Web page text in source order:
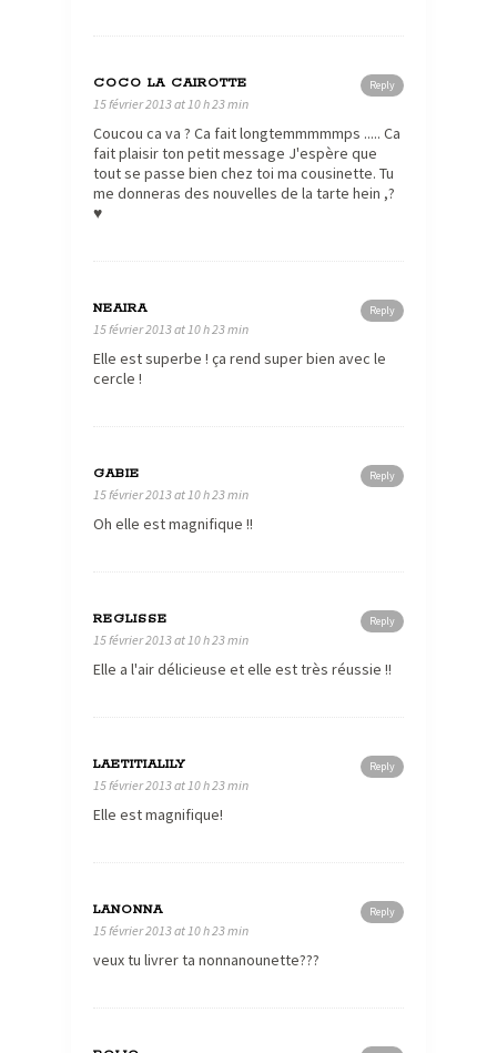
Reply
COCO LA CAIROTTE
15 février 2013 at 10 h 23 min
Coucou ca va ? Ca fait longtemmmmmps ..... Ca
fait plaisir ton petit message J'espère que
tout se passe bien chez toi ma cousinette. Tu
me donneras des nouvelles de la tarte hein ,?
♥
Reply
NEAIRA
15 février 2013 at 10 h 23 min
Elle est superbe ! ça rend super bien avec le
cercle !
Reply
GABIE
15 février 2013 at 10 h 23 min
Oh elle est magnifique !!
Reply
REGLISSE
15 février 2013 at 10 h 23 min
Elle a l'air délicieuse et elle est très réussie !!
Reply
LAETITIALILY
15 février 2013 at 10 h 23 min
Elle est magnifique!
Reply
LANONNA
15 février 2013 at 10 h 23 min
veux tu livrer ta nonnanounette???